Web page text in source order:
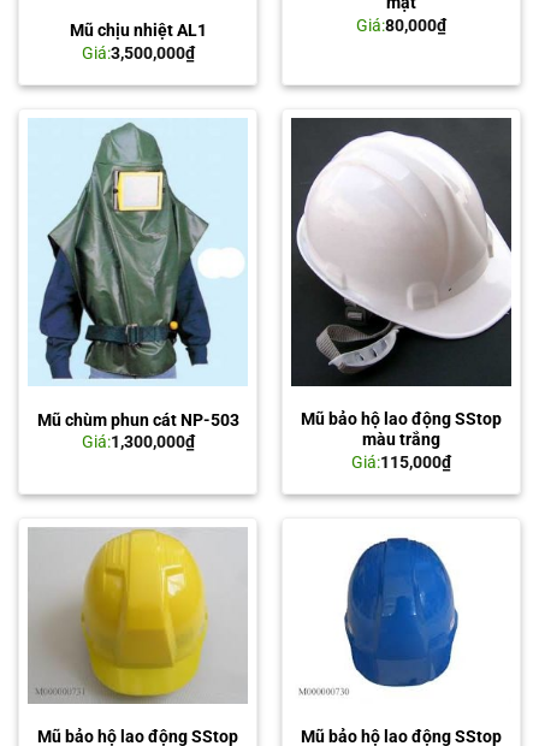
Mũ chịu nhiệt AL1
Giá:3,500,000₫
Giá:80,000₫
Mũ chùm phun cát NP-503
Giá:1,300,000₫
Mũ bảo hộ lao động SStop
màu trắng
Giá:115,000₫
Mũ bảo hộ lao động SStop
Mũ bảo hộ lao động SStop